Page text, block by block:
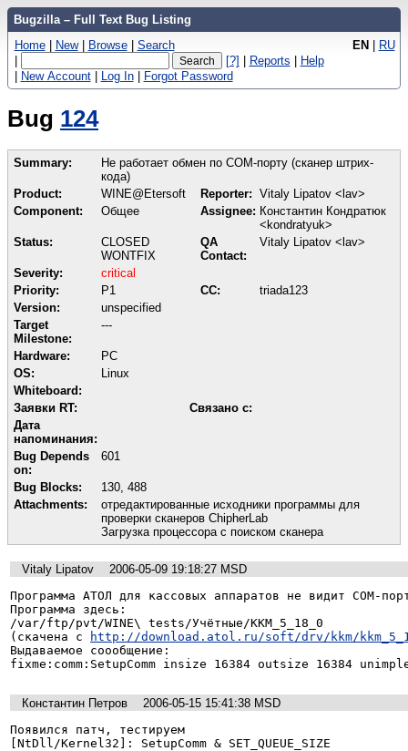
Bugzilla – Full Text Bug Listing
EN | RU
Home | New | Browse | Search
|
[?] | Reports | Help
| New Account | Log In | Forgot Password
Bug 124
Summary:
Не работает обмен по COM-порту (сканер штрих-
кода)
Product:
WINE@Etersoft Reporter: Vitaly Lipatov <lav>
Component:
Общее Assignee: Константин Кондратюк
<kondratyuk>
Status:
CLOSED
WONTFIX
QA
Contact:
Vitaly Lipatov <lav>
Severity:
critical
Priority:
P1 CC:
triada123
Version:
unspecified
Target
Milestone:
---
Hardware:
PC
OS:
Linux
Whiteboard:
Заявки RT:
Связано с:
Дата
напоминания:
Bug Depends
on:
601
Bug Blocks: 130 488
Attachments:
отредактированные исходники программы для
проверки сканеров ChipherLab
Загрузка процессора с поиском сканера
Vitaly Lipatov
2006-05-09 19:18:27 MSD
Программа АТОЛ для кассовых аппаратов не видит COM-
Программа здесь:
/var/ftp/pvt/WINE\ tests/Учётные/KKM_5_18_0
(скачена с
http://download.atol.ru/soft/drv/kkm/
Выдаваемое соообщение:
fixme:comm:SetupComm insize 16384 outsize 16384
Константин Петров
2006-05-15 15:41:38 MSD
Появился патч, тестируем
[NtDll/Kernel32]: SetupComm & SET_QUEUE_SIZE